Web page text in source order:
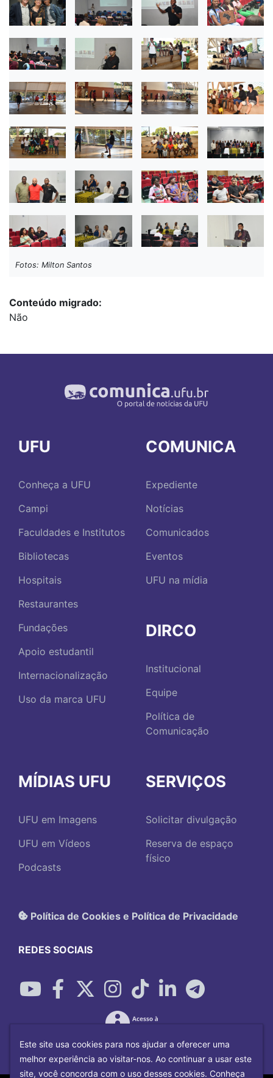
Fotos: Milton Santos
Conteúdo migrado
Não
UFU
Conheça a UFU
Campi
Faculdades e Institutos
Bibliotecas
Hospitais
Restaurantes
Fundações
Apoio estudantil
Internacionalização
Uso da marca UFU
COMUNICA
Expediente
Notícias
Comunicados
Eventos
UFU na mídia
DIRCO
Institucional
Equipe
Política de
Comunicação
MÍDIAS UFU
UFU em Imagens
UFU em Vídeos
Podcasts
SERVIÇOS
Solicitar divulgação
Reserva de espaço
físico
Política de Cookies e Política de Privacidade
REDES SOCIAIS
Este site usa cookies para nos ajudar a oferecer uma
melhor experiência ao visitar-nos. Ao continuar a usar este
site, você concorda com o uso desses cookies. Conheça